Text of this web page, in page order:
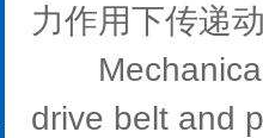
力作用下传递
Mechanical
drive belt and